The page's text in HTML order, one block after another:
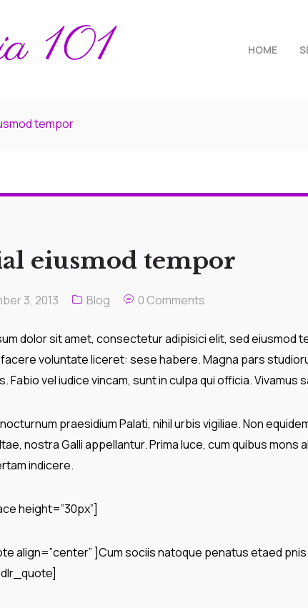
HOME
tempor
eiusmod tempor
3, 2013 Blog 0 Comments
dolor sit amet, consectetur adipisici elit, sed eiusmod
voluntate liceret: sese habere. Magna pars
Fabio vel iudice vincam, sunt in culpa qui officia.
praesidium Palati, nihil urbis vigiliae. Non
nostra Galli appellantur. Prima luce, cum quibus
indicere.
height=”30px”]
align=”center” ]Cum sociis natoque penatus etaed